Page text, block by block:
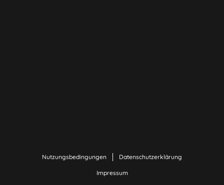
Nutzungsbedingungen Datenschutzerklärung
Impressum